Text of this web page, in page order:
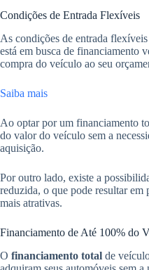
Condições de Entrada Flexíveis
As condições de entrada
está em busca de financiamento
compra do veículo ao seu
Saiba mais
Ao optar por um financiamento
do valor do veículo sem a
aquisição.
Por outro lado, existe a
reduzida, o que pode resultar em
mais atrativas.
Financiamento de Até 100% do
O financiamento total de